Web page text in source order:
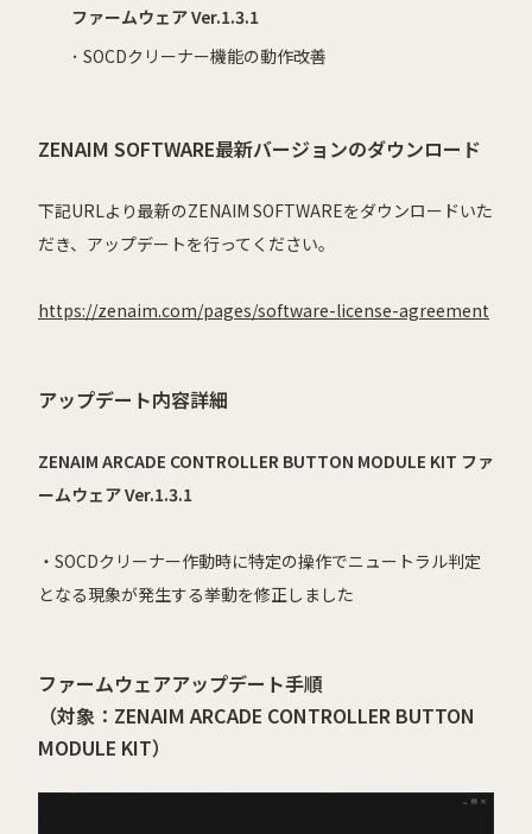
ファームウェア Ver.1.3.1
･ SOCDクリーナー機能の動作改善
ZENAIM SOFTWARE最新バージョンのダウンロード
下記URLより最新のZENAIM SOFTWAREをダウンロードいた
だき、アップデートを行ってください。
https://zenaim.com/pages/software-license-agreement
アップデート内容詳細
ZENAIM ARCADE CONTROLLER BUTTON MODULE KIT ファ
ームウェア Ver.1.3.1
・SOCDクリーナー作動時に特定の操作でニュートラル判定
となる現象が発生する挙動を修正しました
ファームウェアアップデート手順
（対象：ZENAIM ARCADE CONTROLLER BUTTON
MODULE KIT）